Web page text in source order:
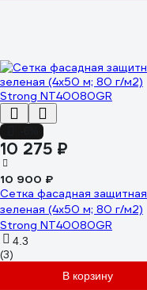
10 275 ₽
10 900 ₽
Сетка фасадная защитная
зеленая (4x50 м; 80 г/м2)
Strong NT40080GR
4.3
(3)
В корзину